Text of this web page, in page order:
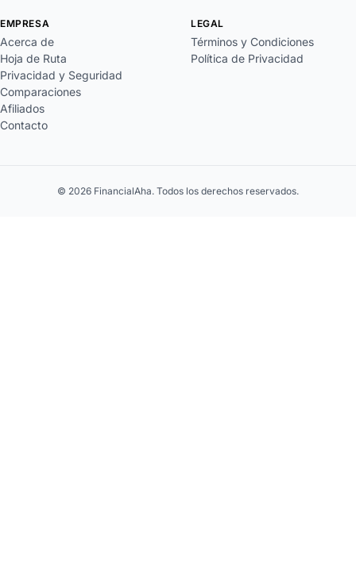
EMPRESA
Acerca de
Hoja de Ruta
Privacidad y Seguridad
Comparaciones
Afiliados
Contacto
LEGAL
Términos y Condiciones
Política de Privacidad
© 2026 FinancialAha. Todos los derechos reservados.